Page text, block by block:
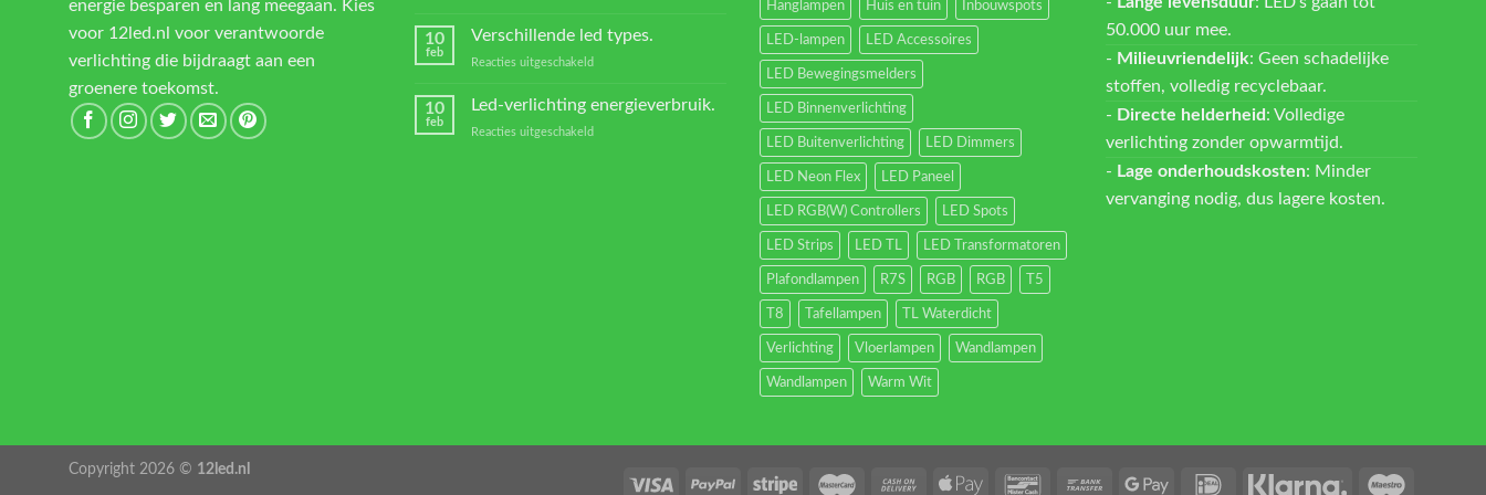
energie besparen en lang meegaan. Kies
voor 12led.nl voor verantwoorde
verlichting die bijdraagt aan een
groenere toekomst.
Transformators?
10
feb
Verschillende led types.
Reacties uitgeschakeldvoor
10
feb
Led-verlichting energieverbruik.
Reacties uitgeschakeldvoor
Hanglampen Huis en tuin Inbouwspots
LED-lampen LED Accessoires
LED Bewegingsmelders
LED Binnenverlichting
LED Buitenverlichting LED Dimmers
LED Neon Flex LED Paneel
LED RGB(W) Controllers LED Spots
LED Strips LED TL LED Transformatoren
Plafondlampen R7S RGB RGB T5
T8 Tafellampen TL Waterdicht
Verlichting Vloerlampen Wandlampen
Wandlampen Warm Wit
50.000 uur mee.
- Milieuvriendelijk: Geen schadelijke
stoffen, volledig recyclebaar.
- Directe helderheid : Volledige
verlichting zonder opwarmtijd.
- Lage onderhoudskosten: Minder
vervanging nodig, dus lagere kosten.
Copyright 2026 © 12led.nl